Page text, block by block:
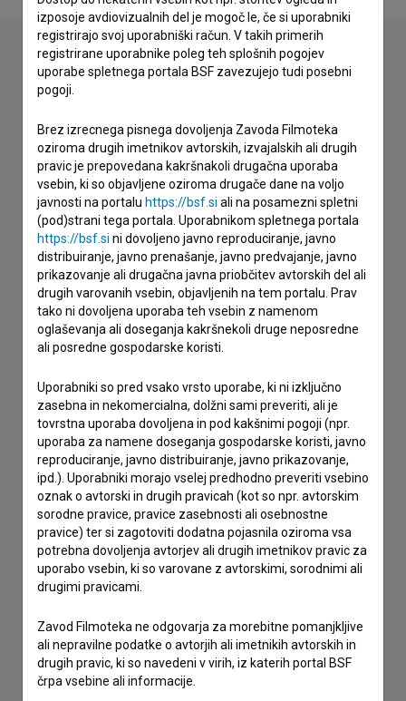
Stik z uredništvom
stik z uredništvom Baze slovenskih filmov. Veseli bomo vaših
odzivov.
imam vprašanje
prijavljam napako
želim dodati podatke
drugo
Sprejemam splošne pogoje
izposoje avdiovizualnih del je mogoč le, če si uporabniki
registrirajo svoj uporabniški račun. V takih primerih
registrirane uporabnike poleg teh splošnih pogojev
uporabe spletnega portala BSF zavezujejo tudi posebni
pogoji.
Brez izrecnega pisnega dovoljenja Zavoda Filmoteka
oziroma drugih imetnikov avtorskih, izvajalskih ali drugih
pravic je prepovedana kakršnakoli drugačna uporaba
vsebin, ki so objavljene oziroma drugače dane na voljo
javnosti na portalu https://bsf.si ali na posamezni spletni
(pod)strani tega portala. Uporabnikom spletnega portala
https://bsf.si ni dovoljeno javno reproduciranje, javno
distribuiranje, javno prenašanje, javno predvajanje, javno
prikazovanje ali drugačna javna priobčitev avtorskih del ali
drugih varovanih vsebin, objavljenih na tem portalu. Prav
tako ni dovoljena uporaba teh vsebin z namenom
oglaševanja ali doseganja kakršnekoli druge neposredne
ali posredne gospodarske koristi.
Uporabniki so pred vsako vrsto uporabe, ki ni izključno
zasebna in nekomercialna, dolžni sami preveriti, ali je
tovrstna uporaba dovoljena in pod kakšnimi pogoji (npr.
uporaba za namene doseganja gospodarske koristi, javno
reproduciranje, javno distribuiranje, javno prikazovanje,
ipd.). Uporabniki morajo vselej predhodno preveriti vsebino
oznak o avtorski in drugih pravicah (kot so npr. avtorskim
sorodne pravice, pravice zasebnosti ali osebnostne
pravice) ter si zagotoviti dodatna pojasnila oziroma vsa
potrebna dovoljenja avtorjev ali drugih imetnikov pravic za
uporabo vsebin, ki so varovane z avtorskimi, sorodnimi ali
drugimi pravicami.
Zavod Filmoteka ne odgovarja za morebitne pomanjkljive
ali nepravilne podatke o avtorjih ali imetnikih avtorskih in
drugih pravic, ki so navedeni v virih, iz katerih portal BSF
črpa vsebine ali informacije.